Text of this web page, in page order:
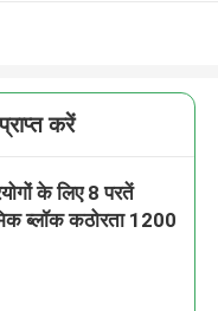
करें
के लिए 8 परतें
ब्लॉक कठोरता 1200